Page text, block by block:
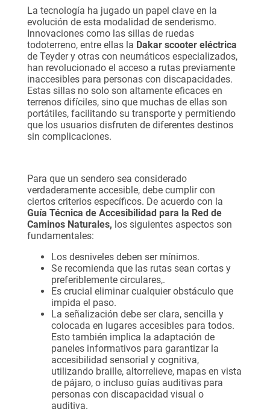
La tecnología ha jugado un papel clave en la
evolución de esta modalidad de senderismo.
Innovaciones como las sillas de ruedas
todoterreno, entre ellas la Dakar scooter eléctrica
de Teyder y otras con neumáticos especializados,
han revolucionado el acceso a rutas previamente
inaccesibles para personas con discapacidades.
Estas sillas no solo son altamente eficaces en
terrenos difíciles, sino que muchas de ellas son
portátiles, facilitando su transporte y permitiendo
que los usuarios disfruten de diferentes destinos
sin complicaciones.
Para que un sendero sea considerado
verdaderamente accesible, debe cumplir con
ciertos criterios específicos. De acuerdo con la
Guía Técnica de Accesibilidad para la Red de
Caminos Naturales, los siguientes aspectos son
fundamentales:
Los desniveles deben ser mínimos.
Se recomienda que las rutas sean cortas y
preferiblemente circulares,.
Es crucial eliminar cualquier obstáculo que
impida el paso.
La señalización debe ser clara, sencilla y
colocada en lugares accesibles para todos.
Esto también implica la adaptación de
paneles informativos para garantizar la
accesibilidad sensorial y cognitiva,
utilizando braille, altorrelieve, mapas en vista
de pájaro, o incluso guías auditivas para
personas con discapacidad visual o
auditiva.